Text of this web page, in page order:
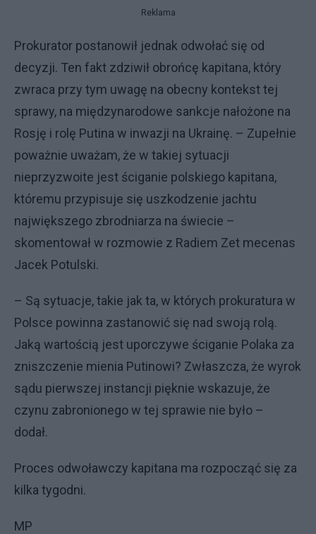
Reklama
Prokurator postanowił jednak odwołać się od
decyzji. Ten fakt zdziwił obrońcę kapitana, który
zwraca przy tym uwagę na obecny kontekst tej
sprawy, na międzynarodowe sankcje nałożone na
Rosję i rolę Putina w inwazji na Ukrainę. – Zupełnie
poważnie uważam, że w takiej sytuacji
nieprzyzwoite jest ściganie polskiego kapitana,
któremu przypisuje się uszkodzenie jachtu
największego zbrodniarza na świecie –
skomentował w rozmowie z Radiem Zet mecenas
Jacek Potulski.
– Są sytuacje, takie jak ta, w których prokuratura w
Polsce powinna zastanowić się nad swoją rolą.
Jaką wartością jest uporczywe ściganie Polaka za
zniszczenie mienia Putinowi? Zwłaszcza, że wyrok
sądu pierwszej instancji pięknie wskazuje, że
czynu zabronionego w tej sprawie nie było –
dodał.
Proces odwoławczy kapitana ma rozpocząć się za
kilka tygodni.
MP